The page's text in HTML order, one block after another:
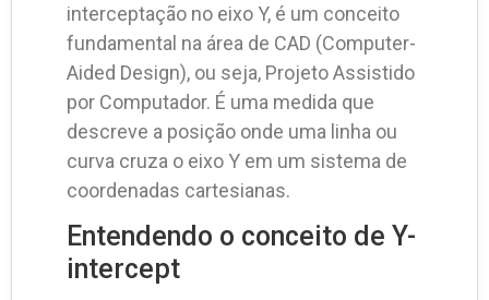
interceptação no eixo Y, é um conceito
fundamental na área de CAD (Computer-
Aided Design), ou seja, Projeto Assistido
por Computador. É uma medida que
descreve a posição onde uma linha ou
curva cruza o eixo Y em um sistema de
coordenadas cartesianas.
Entendendo o conceito de Y-
intercept